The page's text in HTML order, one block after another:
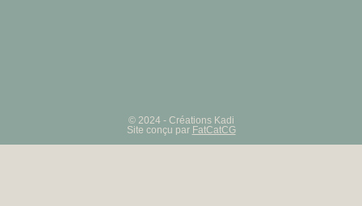
© 2024 - Créations Kadi
Site conçu par FatCatCG